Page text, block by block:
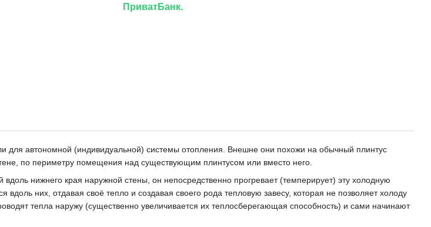
ПриватБанк.
для автономной (индивидуальной) системы отопления. Внешне они похожи на обычный плинтус
по периметру помещения над существующим плинтусом или вместо него.
нижнего края наружной стены, он непосредственно прогревает (темперирует) эту холодную
них, отдавая своё тепло и создавая своего рода тепловую завесу, которая не позволяет холоду
тепла наружу (существенно увеличивается их теплосберегающая способность) и сами начинают